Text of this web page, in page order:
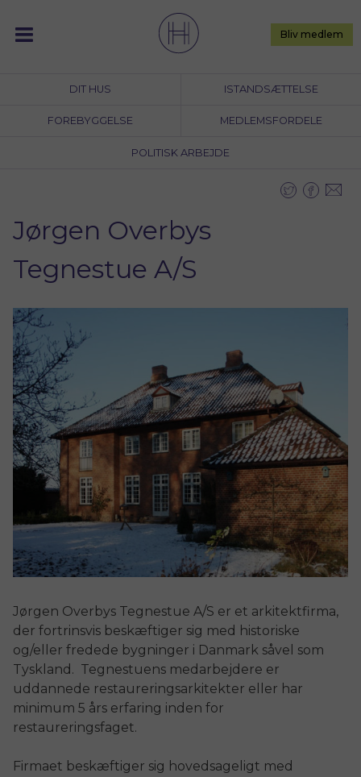
content
DIT HUS ISTANDSÆTTELSE
FOREBYGGELSE MEDLEMSFORDELE
POLITISK ARBEJDE
Bliv medlem
Jørgen Overbys
Tegnestue A/S
Jørgen Overbys Tegnestue A/S er et arkitektfirma,
der fortrinsvis beskæftiger sig med historiske
og/eller fredede bygninger i Danmark såvel som
Tyskland. Tegnestuens medarbejdere er
uddannede restaureringsarkitekter eller har
minimum 5 års erfaring inden for
restaureringsfaget.
Firmaet beskæftiger sig hovedsageligt med